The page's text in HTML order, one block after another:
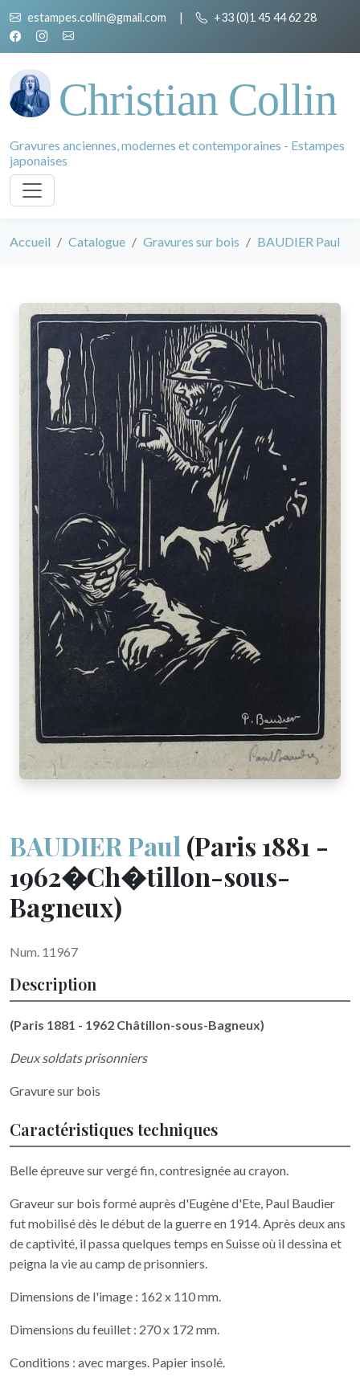
estampes.collin@gmail.com | +33 (0)1 45 44 62 28
Christian Collin
Gravures anciennes, modernes et contemporaines - Estampes
japonaises
Accueil Catalogue Gravures sur bois BAUDIER Paul
BAUDIER Paul (Paris 1881 -
1962�Ch�tillon-sous-
Bagneux)
Num. 11967
Description
(Paris 1881 - 1962 Châtillon-sous-Bagneux)
Deux soldats prisonniers
Gravure sur bois
Caractéristiques techniques
Belle épreuve sur vergé fin, contresignée au crayon.
Graveur sur bois formé auprès d'Eugène d'Ete, Paul Baudier
fut mobilisé dès le début de la guerre en 1914. Après deux ans
de captivité, il passa quelques temps en Suisse où il dessina et
peigna la vie au camp de prisonniers.
Dimensions de l'image : 162 x 110 mm.
Dimensions du feuillet : 270 x 172 mm.
Conditions : avec marges. Papier insolé.